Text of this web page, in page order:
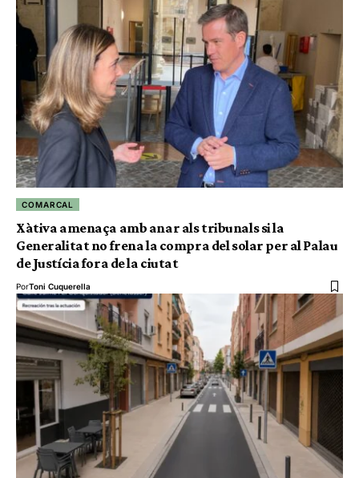
COMARCAL
Xàtiva amenaça amb anar als tribunals si la
Generalitat no frena la compra del solar per al Palau
de Justícia fora de la ciutat
PorToni Cuquerella